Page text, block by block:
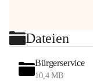
Dateien
Bürgerservice
10,4 MB